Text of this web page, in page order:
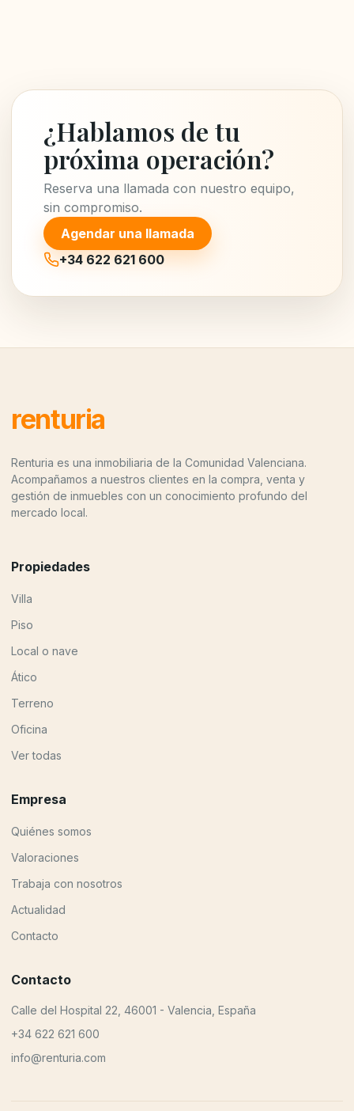
¿Hablamos de tu
próxima operación?
Reserva una llamada con nuestro equipo,
sin compromiso.
Agendar una llamada
+34 622 621 600
renturia
Renturia es una inmobiliaria de la Comunidad Valenciana.
Acompañamos a nuestros clientes en la compra, venta y
gestión de inmuebles con un conocimiento profundo del
mercado local.
Propiedades
Villa
Piso
Local o nave
Ático
Terreno
Oficina
Ver todas
Empresa
Quiénes somos
Valoraciones
Trabaja con nosotros
Actualidad
Contacto
Contacto
Calle del Hospital 22, 46001 - Valencia, España
+34 622 621 600
info@renturia.com